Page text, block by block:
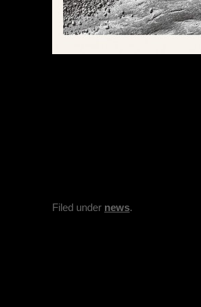
Filed under news.